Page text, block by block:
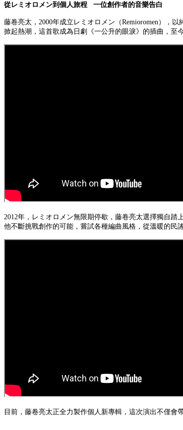
從レミオロメン到個人旅程 一位創作者的音樂告白
藤卷亮太，2000年成立レミオロメン（Remioromen），
掀起熱潮，這首歌成為日劇《一公升的眼淚》的插曲，至
2012年，レミオロメン無限期停歇，藤卷亮太選擇獨自
他不斷挑戰創作的可能，嘗試各種編曲風格，從溫暖的民
目前，藤卷亮太正全力製作個人新專輯，這次演出不僅會